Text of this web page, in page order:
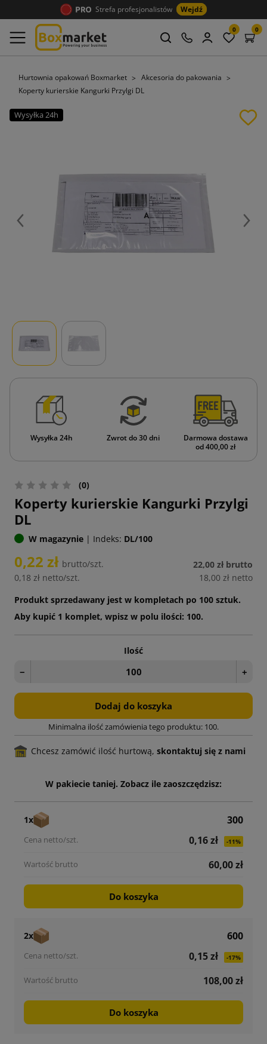
Strefa profesjonalistów Wejdź
0 0
Hurtownia opakowań Boxmarket
Akcesoria do pakowania
Koperty kurierskie Kangurki Przylgi DL
Wysyłka 24h
Poprzedni
Wysyłka 24h Zwrot do 30 dni
Darmowa dostawa
od 400,00 zł
(0)
Koperty kurierskie Kangurki Przylgi
DL
W magazynie | Indeks: DL/100
0,22 zł brutto/szt.
0,18 zł netto/szt.
22,00 zł brutto
18,00 zł netto
Produkt sprzedawany jest w kompletach po 100 sztuk.
Aby kupić 1 komplet, wpisz w polu ilości: 100.
Ilość
− +
Dodaj do koszyka
Minimalna ilość zamówienia tego produktu: 100.
Chcesz zamówić ilość hurtową, skontaktuj się z nami
W pakiecie taniej. Zobacz ile zaoszczędzisz:
1x
300
0,16 zł
-11%
60,00 zł
Do koszyka
2x
600
0,15 zł
-17%
108,00 zł
Do koszyka